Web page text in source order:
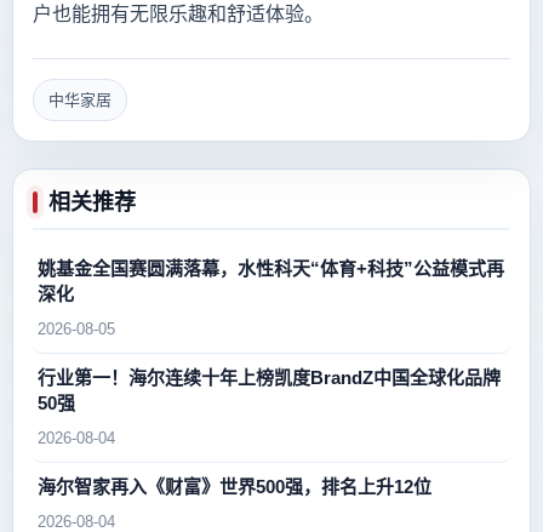
户也能拥有无限乐趣和舒适体验。
中华家居
相关推荐
姚基金全国赛圆满落幕，水性科天“体育+科技”公益模式再
深化
2026-08-05
行业第一！海尔连续十年上榜凯度BrandZ中国全球化品牌
50强
2026-08-04
海尔智家再入《财富》世界500强，排名上升12位
2026-08-04